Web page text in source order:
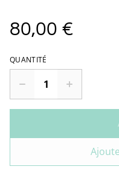
80,00 €
QUANTITÉ